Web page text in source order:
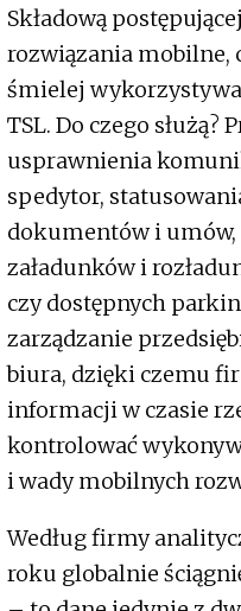
Składową
rozwiązania mobilne,
śmielej
TSL. Do czego służą?
usprawnienia
spedytor,
dokumentów i
załadunków i
czy dostępnych
zarządzanie
biura, dzięki czemu
informacji w czasie
kontrolować
i wady mobilnych
Według firmy
roku globalnie